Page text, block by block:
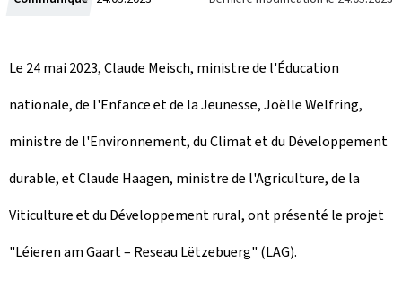
r
é
e
l
e
Le 24 mai 2023, Claude Meisch, ministre de l'Éducation
nationale, de l'Enfance et de la Jeunesse, Joëlle Welfring,
ministre de l'Environnement, du Climat et du Développement
durable, et Claude Haagen, ministre de l'Agriculture, de la
Viticulture et du Développement rural, ont présenté le projet
"Léieren am Gaart – Reseau Lëtzebuerg" (LAG).